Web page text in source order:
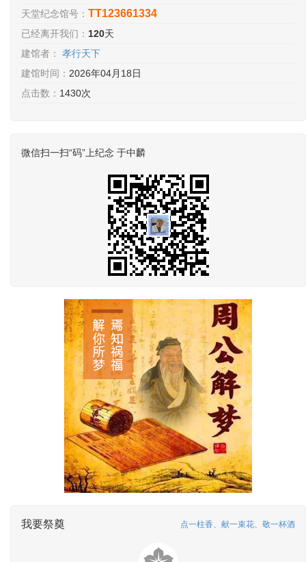
天堂纪念馆号： TT123661334
已经离开我们： 120天
建馆者：
孝行天下
建馆时间： 2026年04月18日
点击数： 1430次
微信扫一扫“码”上纪念 于中麟
我要祭奠 点一柱香、献一束花、敬一杯酒